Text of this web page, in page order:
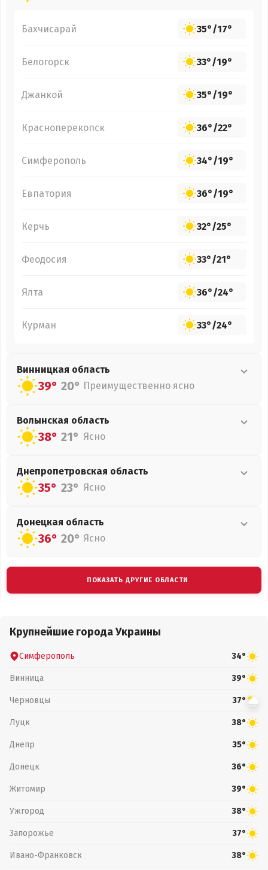
Бахчисарай 35°/17°
Белогорск 33°/19°
Джанкой 35°/19°
Красноперекопск 36°/22°
Симферополь 34°/19°
Евпатория 36°/19°
Керчь 32°/25°
Феодосия 33°/21°
Ялта 36°/24°
Курман 33°/24°
Винницкая область
39° 20° Преимущественно ясно
Волынская область
38° 21° Ясно
Днепропетровская область
35° 23° Ясно
Донецкая область
36° 20° Ясно
ПОКАЗАТЬ ДРУГИЕ ОБЛАСТИ
Крупнейшие города Украины
Симферополь 34°
Винница 39°
Черновцы 37°
Луцк 38°
Днепр 35°
Донецк 36°
Житомир 39°
Ужгород 38°
Запорожье 37°
Ивано-Франковск 38°